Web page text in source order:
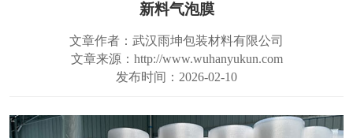
新料气泡膜
文章作者：武汉雨坤包装材料有限公司
文章来源：http://www.wuhanyukun.com
发布时间：2026-02-10